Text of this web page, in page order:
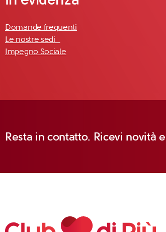
Domande frequenti
Le nostre sedi
Impegno Sociale
Resta in contatto. Ricevi novità